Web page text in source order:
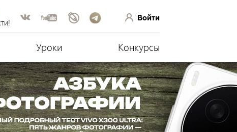
Войти
Уроки Конкурсы